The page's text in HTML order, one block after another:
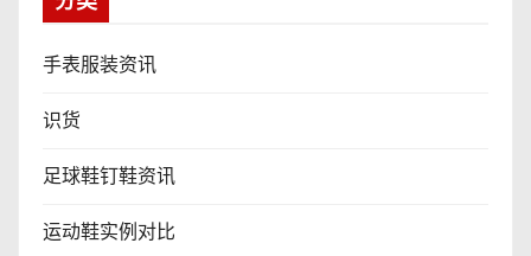
手表服装资讯
识货
足球鞋钉鞋资讯
运动鞋实例对比